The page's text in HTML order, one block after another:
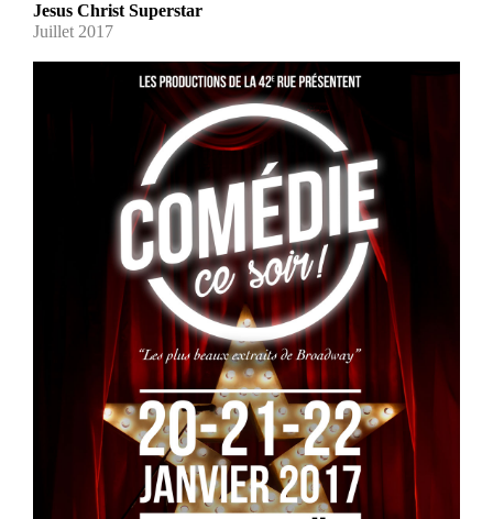
Jesus Christ Superstar
Juillet 2017